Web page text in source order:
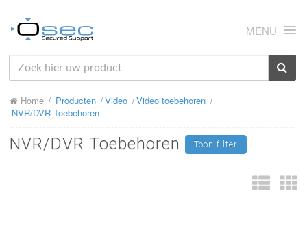
MENU
HOME
OVER ONS
NIEUWS
Home Producten Video
Video toebehoren
NVR/DVR Toebehoren
NVR/DVR Toebehoren Toon filter